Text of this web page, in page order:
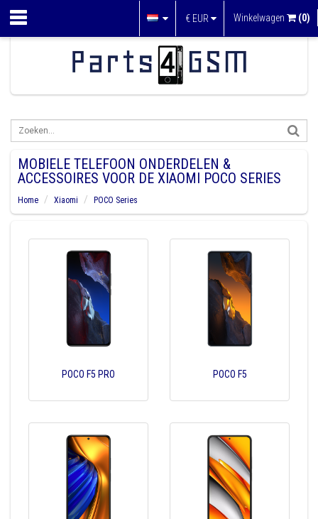
€ EUR Winkelwagen (0)
MOBIELE TELEFOON ONDERDELEN &
ACCESSOIRES VOOR DE XIAOMI POCO SERIES
Home Xiaomi POCO Series
POCO F5 PRO POCO F5